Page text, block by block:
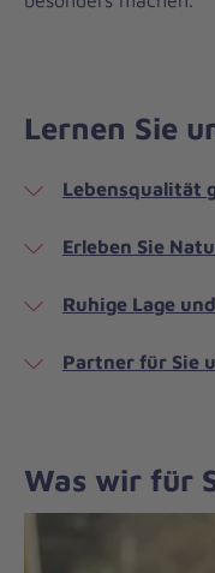
Lernen Sie
Lebensqualität
Erleben Sie
Ruhige Lage
Partner für Sie
Was wir für